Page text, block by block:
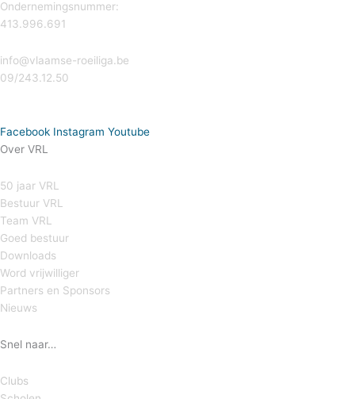
Ondernemingsnummer:
413.996.691
info@vlaamse-roeiliga.be
09/243.12.50
Facebook Instagram Youtube
Over VRL
50 jaar VRL
Bestuur VRL
Team VRL
Goed bestuur
Downloads
Word vrijwilliger
Partners en Sponsors
Nieuws
Snel naar…
Clubs